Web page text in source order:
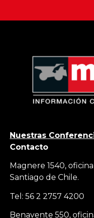
Nuestras
Contacto
Magnere 1540,
Santiago de Chile.
Tel: 56 2 2757 4200
Benavente 550,